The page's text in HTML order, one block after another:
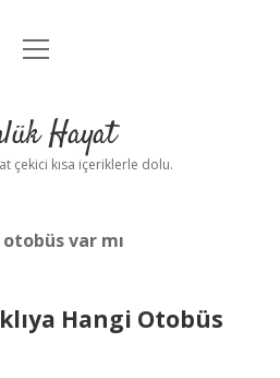
Anasayfa
Uyarı
menüyü
Hayat
çekici kısa içeriklerle dolu.
var mı
Hangi Otobüs